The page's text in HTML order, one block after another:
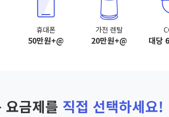
휴대폰
50만원+@
가전 렌탈
20만원+@ 대당
요금제를 직접 선택하세요!